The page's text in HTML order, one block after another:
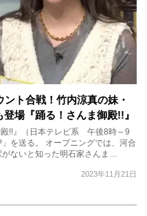
ト合戦！竹内涼真の妹・
場『踊る！さんま御殿!!』
!!』（日本テレビ系 午後8時～9
を送る。 オープニングでは、河合
ないと知った明石家さんま…
2023年11月21日